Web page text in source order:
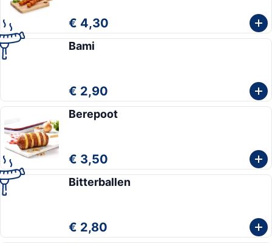
€ 4,30
Bami
€ 2,90
Berepoot
€ 3,50
Bitterballen
€ 2,80